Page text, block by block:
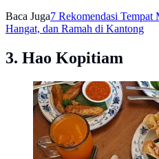
Baca Juga7 Rekomendasi Tempat
Hangat, dan Ramah di Kantong
3. Hao Kopitiam